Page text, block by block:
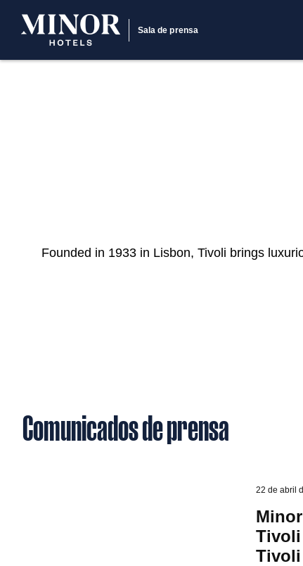
Sala de prensa
Founded in 1933 in Lisbon, Tivoli brings
Comunicados de prensa
22 de abril
Tivoli
Tivoli